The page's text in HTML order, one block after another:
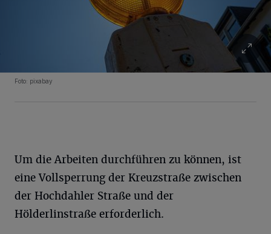
Foto: pixabay
Um die Arbeiten durchführen zu können, ist
eine Vollsperrung der Kreuzstraße zwischen
der Hochdahler Straße und der
Hölderlinstraße erforderlich.